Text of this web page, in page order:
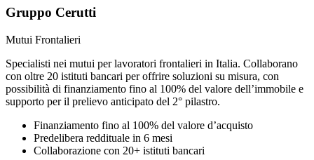
Gruppo Cerutti
Mutui Frontalieri
Specialisti nei mutui per lavoratori frontalieri in Italia. Collaborano
con oltre 20 istituti bancari per offrire soluzioni su misura, con
possibilità di finanziamento fino al 100% del valore dell’immobile e
supporto per il prelievo anticipato del 2° pilastro.
Finanziamento fino al 100% del valore d’acquisto
Predelibera reddituale in 6 mesi
Collaborazione con 20+ istituti bancari